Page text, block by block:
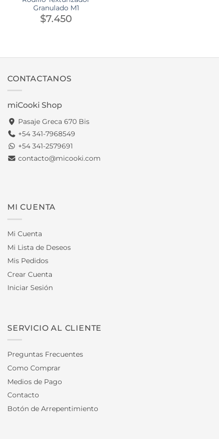
Granulado M1
$7.450
CONTACTANOS
miCooki Shop
Pasaje Greca 670 Bis
+54 341-7968549
+54 341-2579691
contacto@micooki.com
MI CUENTA
Mi Cuenta
Mi Lista de Deseos
Mis Pedidos
Crear Cuenta
Iniciar Sesión
SERVICIO AL CLIENTE
Preguntas Frecuentes
Como Comprar
Medios de Pago
Contacto
Botón de Arrepentimiento